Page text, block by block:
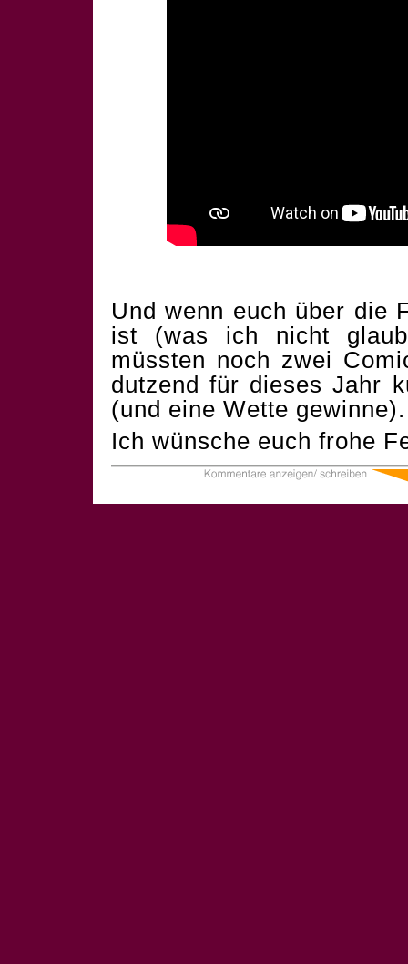
Und wenn euch über die
ist (was ich nicht
müssten noch zwei
dutzend für dieses Jahr
(und eine Wette
Ich wünsche euch frohe